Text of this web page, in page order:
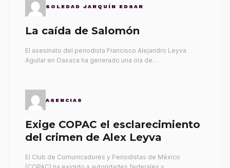
SOLEDAD JARQUÍN EDGAR
La caída de Salomón
El asesinato del periodista Francisco Alejandro Leyva
Aguilar en Oaxaca ha generado una ola de…
AGENCIAS
Exige COPAC el esclarecimiento
del crimen de Alex Leyva
El Club de Comunicadores y Periodistas de México